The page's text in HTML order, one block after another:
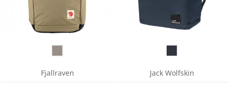
Fjallraven Jack Wolfskin